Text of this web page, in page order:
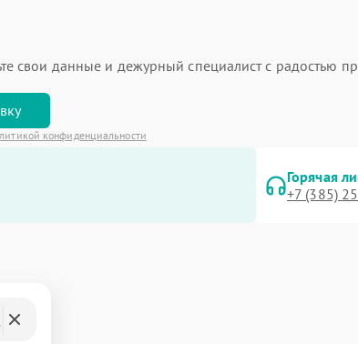
свои данные и дежурный специалист с радостью
конфиденциальности
Горячая
+7 (385)